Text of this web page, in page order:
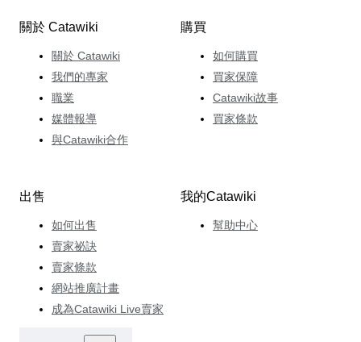
關於 Catawiki
關於 Catawiki
我們的專家
職業
媒體報導
與Catawiki合作
購買
如何購買
買家保障
Catawiki故事
買家條款
出售
如何出售
賣家祕訣
賣家條款
網站推廣計畫
成為Catawiki Live賣家
我的Catawiki
幫助中心